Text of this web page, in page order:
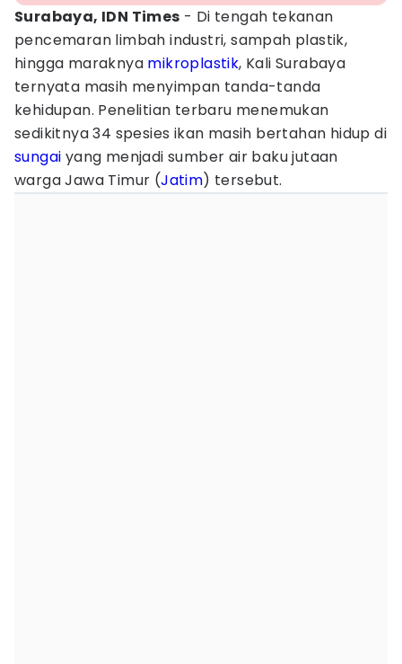
Surabaya, IDN Times - Di tengah tekanan
pencemaran limbah industri, sampah plastik,
hingga maraknya mikroplastik, Kali Surabaya
ternyata masih menyimpan tanda-tanda
kehidupan. Penelitian terbaru menemukan
sedikitnya 34 spesies ikan masih bertahan hidup di
sungai yang menjadi sumber air baku jutaan
warga Jawa Timur (Jatim) tersebut.